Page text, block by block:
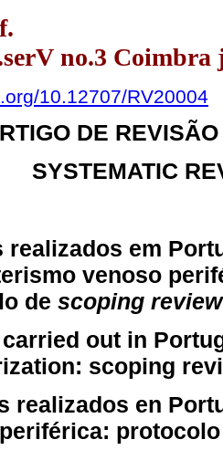
no.3 Coimbra
10.12707/RV20004
DE
SYSTEMATIC
realizados em
venoso
de scoping review
out in
scoping
realizados en